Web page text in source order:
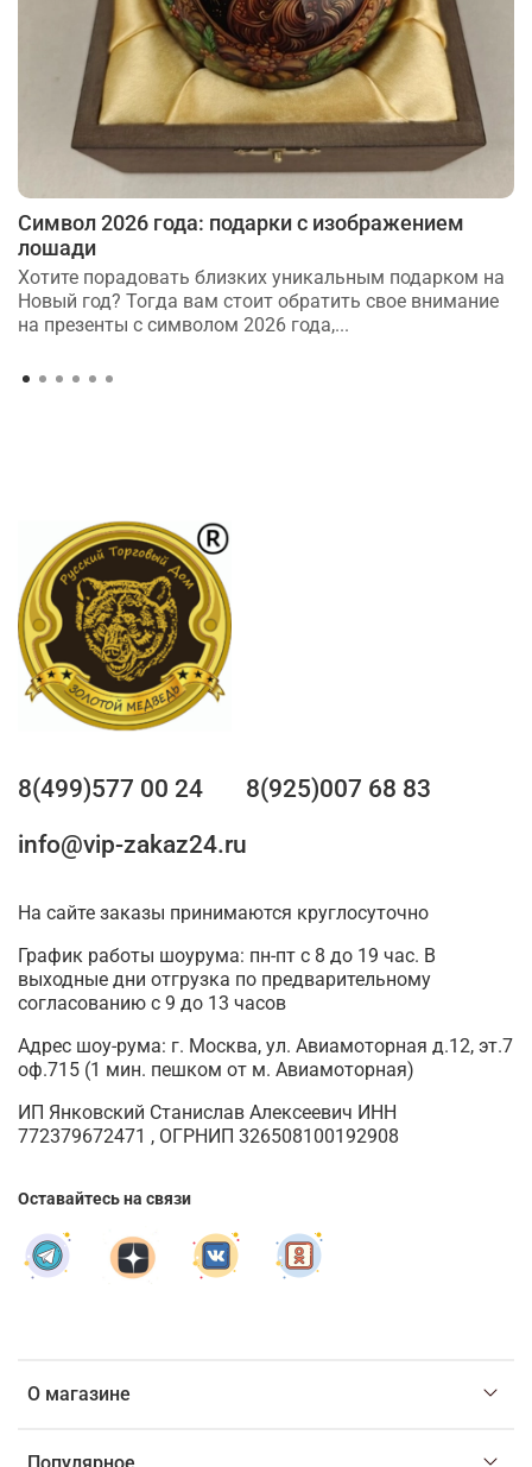
Символ 2026 года: подарки с изображением
лошади
Хотите порадовать близких уникальным подарком на
Новый год? Тогда вам стоит обратить свое внимание
на презенты с символом 2026 года,...
О магазине
8(499)577 00 24
8(925)007 68 83
info@vip-zakaz24.ru
На сайте заказы принимаются круглосуточно
График работы шоурума: пн-пт с 8 до 19 час. В
выходные дни отгрузка по предварительному
согласованию с 9 до 13 часов
Адрес шоу-рума: г. Москва, ул. Авиамоторная д.12, эт.7
оф.715 (1 мин. пешком от м. Авиамоторная)
ИП Янковский Станислав Алексеевич ИНН
772379672471 , ОГРНИП 326508100192908
Оставайтесь на связи